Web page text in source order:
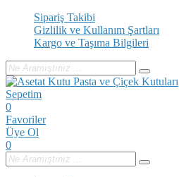
Sipariş Takibi
Gizlilik ve Kullanım Şartları
Kargo ve Taşıma Bilgileri
Sepetim
0
Favoriler
Üye Ol
0